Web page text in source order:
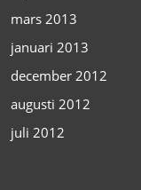
mars 2013
januari 2013
december 2012
augusti 2012
juli 2012